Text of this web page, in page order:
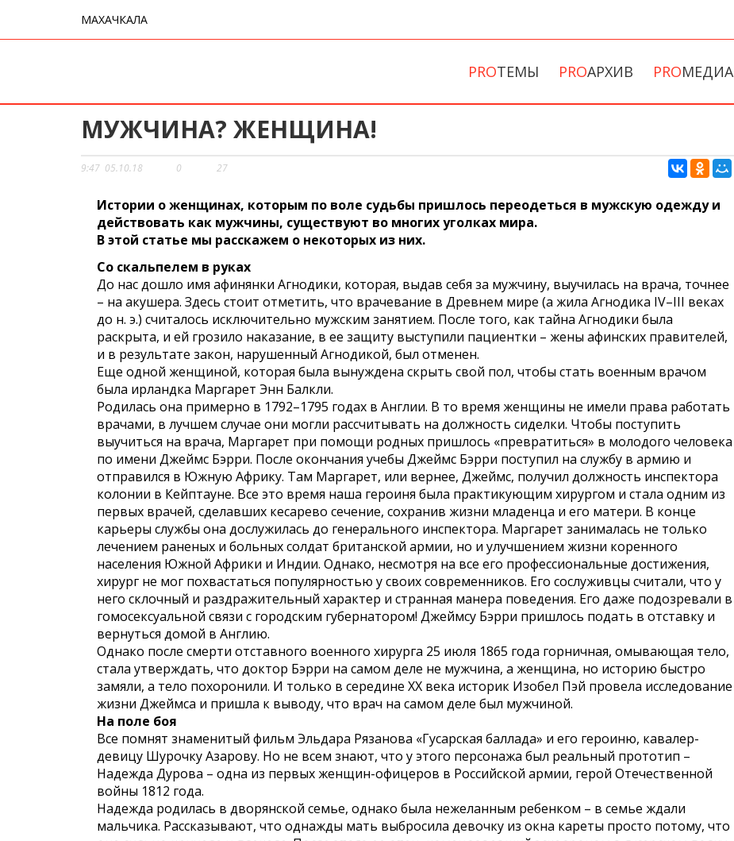
МАХАЧКАЛА
PROТЕМЫ PROАРХИВ PROМЕДИА
МУЖЧИНА? ЖЕНЩИНА!
9:47 05.10.18 0 27
Истории о женщинах, которым по воле судьбы пришлось переодеться в мужскую одежду и
действовать как мужчины, существуют во многих уголках мира.
В этой статье мы расскажем о некоторых из них.
Со скальпелем в руках
До нас дошло имя афинянки Агнодики, которая, выдав себя за мужчину, выучилась на врача, точнее
– на акушера. Здесь стоит отметить, что врачевание в Древнем мире (а жила Агнодика IV–III веках
до н. э.) считалось исключительно мужским занятием. После того, как тайна Агнодики была
раскрыта, и ей грозило наказание, в ее защиту выступили пациентки – жены афинских правителей,
и в результате закон, нарушенный Агнодикой, был отменен.
Еще одной женщиной, которая была вынуждена скрыть свой пол, чтобы стать военным врачом
была ирландка Маргарет Энн Балкли.
Родилась она примерно в 1792–1795 годах в Англии. В то время женщины не имели права работать
врачами, в лучшем случае они могли рассчитывать на должность сиделки. Чтобы поступить
выучиться на врача, Маргарет при помощи родных пришлось «превратиться» в молодого человека
по имени Джеймс Бэрри. После окончания учебы Джеймс Бэрри поступил на службу в армию и
отправился в Южную Африку. Там Маргарет, или вернее, Джеймс, получил должность инспектора
колонии в Кейптауне. Все это время наша героиня была практикующим хирургом и стала одним из
первых врачей, сделавших кесарево сечение, сохранив жизни младенца и его матери. В конце
карьеры службы она дослужилась до генерального инспектора. Маргарет занималась не только
лечением раненых и больных солдат британской армии, но и улучшением жизни коренного
населения Южной Африки и Индии. Однако, несмотря на все его профессиональные достижения,
хирург не мог похвастаться популярностью у своих современников. Его сослуживцы считали, что у
него склочный и раздражительный характер и странная манера поведения. Его даже подозревали в
гомосексуальной связи с городским губернатором! Джеймсу Бэрри пришлось подать в отставку и
вернуться домой в Англию.
Однако после смерти отставного военного хирурга 25 июля 1865 года горничная, омывающая тело,
стала утверждать, что доктор Бэрри на самом деле не мужчина, а женщина, но историю быстро
замяли, а тело похоронили. И только в середине XX века историк Изобел Пэй провела исследование
жизни Джеймса и пришла к выводу, что врач на самом деле был мужчиной.
На поле боя
Все помнят знаменитый фильм Эльдара Рязанова «Гусарская баллада» и его героиню, кавалер-
девицу Шурочку Азарову. Но не всем знают, что у этого персонажа был реальный прототип –
Надежда Дурова – одна из первых женщин-офицеров в Российской армии, герой Отечественной
войны 1812 года.
Надежда родилась в дворянской семье, однако была нежеланным ребенком – в семье ждали
мальчика. Рассказывают, что однажды мать выбросила девочку из окна кареты просто потому, что